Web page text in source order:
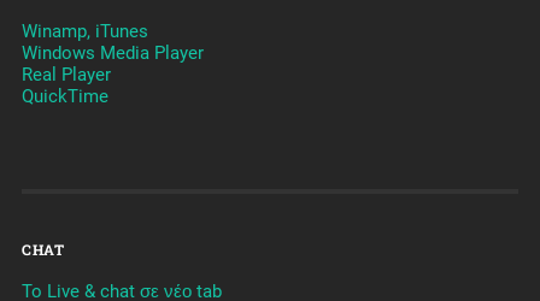
Winamp, iTunes
Windows Media Player
Real Player
QuickTime
CHAT
To Live & chat σε νέο tab